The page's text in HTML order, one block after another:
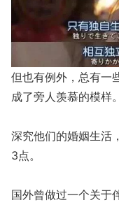
但也有例外，总有一
成了旁人羡慕的模样。
深究他们的婚姻生活
3点。
国外曾做过一个关于